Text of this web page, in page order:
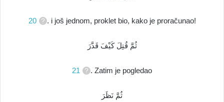
20 . i još jednom, proklet bio, kako je proračunao!
ثُمَّ قُتِلَ كَيْفَ قَدَّرَ
21 . Zatim je pogledao
ثُمَّ نَظَرَ